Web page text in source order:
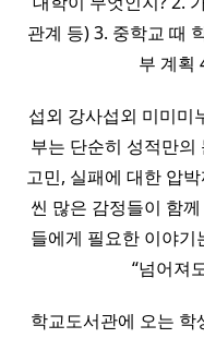
관계 등) 3. 중학교 때
부 계획
섭외 강사섭외 미미미
부는 단순히 성적만의
고민, 실패에 대한 압
씬 많은 감정들이 함
들에게 필요한 이야
“넘어져
학교도서관에 오는 학